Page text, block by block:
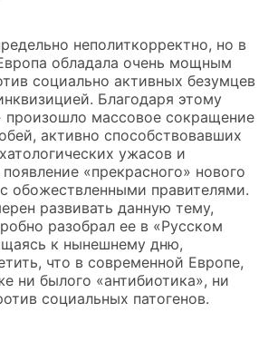
неполиткорректно, но в
обладала очень мощным
социально активных безумцев
Благодаря этому
произошло массовое сокращение
активно способствовавших
ужасов и
«прекрасного» нового
обожествленными правителями.
развивать данную тему,
разобрал ее в «Русском
к нынешнему дню,
что в современной Европе,
ни былого «антибиотика», ни
социальных патогенов.